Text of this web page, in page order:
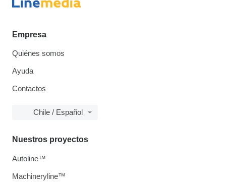
Empresa
Quiénes somos
Ayuda
Contactos
Chile / Español
Nuestros proyectos
Autoline™
Machineryline™